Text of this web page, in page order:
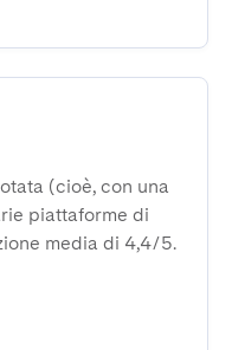
(cioè, con una
piattaforme di
media di 4,4/5.